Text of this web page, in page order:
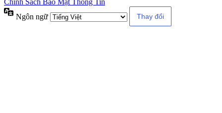
Chính Sách Bảo Mật Thông Tin
Ngôn ngữ